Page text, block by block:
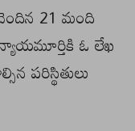
చెందిన 21 మంది
న్యాయమూర్తికి ఓ లేఖ
పరిస్థితులు